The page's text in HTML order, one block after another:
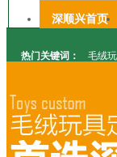
深顺兴首页
热门关键词： 毛绒